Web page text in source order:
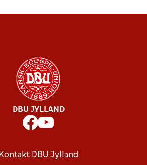
DBU JYLLAND
Kontakt DBU Jylland